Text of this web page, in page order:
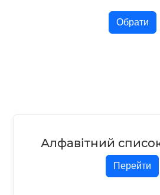
Обрати
Алфавітний список
Перейти